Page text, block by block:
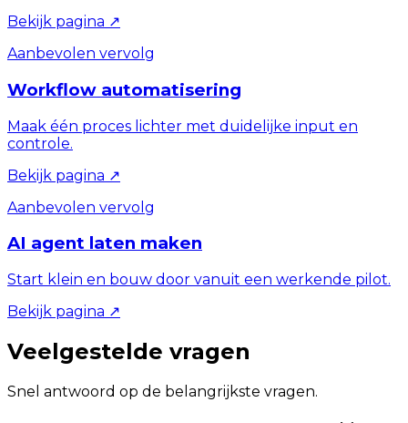
Bekijk pagina ↗
Aanbevolen vervolg
Workflow automatisering
Maak één proces lichter met duidelijke input en
controle.
Bekijk pagina ↗
Aanbevolen vervolg
AI agent laten maken
Start klein en bouw door vanuit een werkende pilot.
Bekijk pagina ↗
Veelgestelde vragen
Snel antwoord op de belangrijkste vragen.